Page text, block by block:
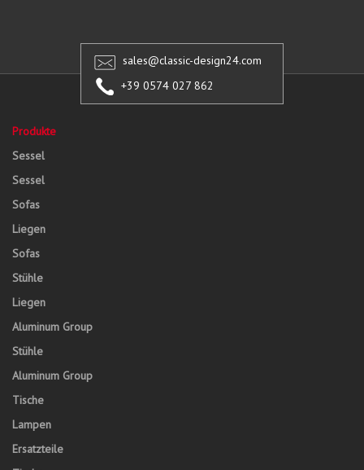
sales@classic-design24.com
+39 0574 027 862
Produkte
Sessel
Sessel
Sofas
Liegen
Sofas
Stühle
Liegen
Aluminum Group
Stühle
Aluminum Group
Tische
Lampen
Ersatzteile